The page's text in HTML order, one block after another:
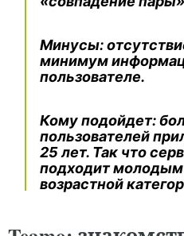
Минусы:
минимум
пользователе.
Кому подойдет:
пользователей
25 лет. Так что
подходит
возрастной